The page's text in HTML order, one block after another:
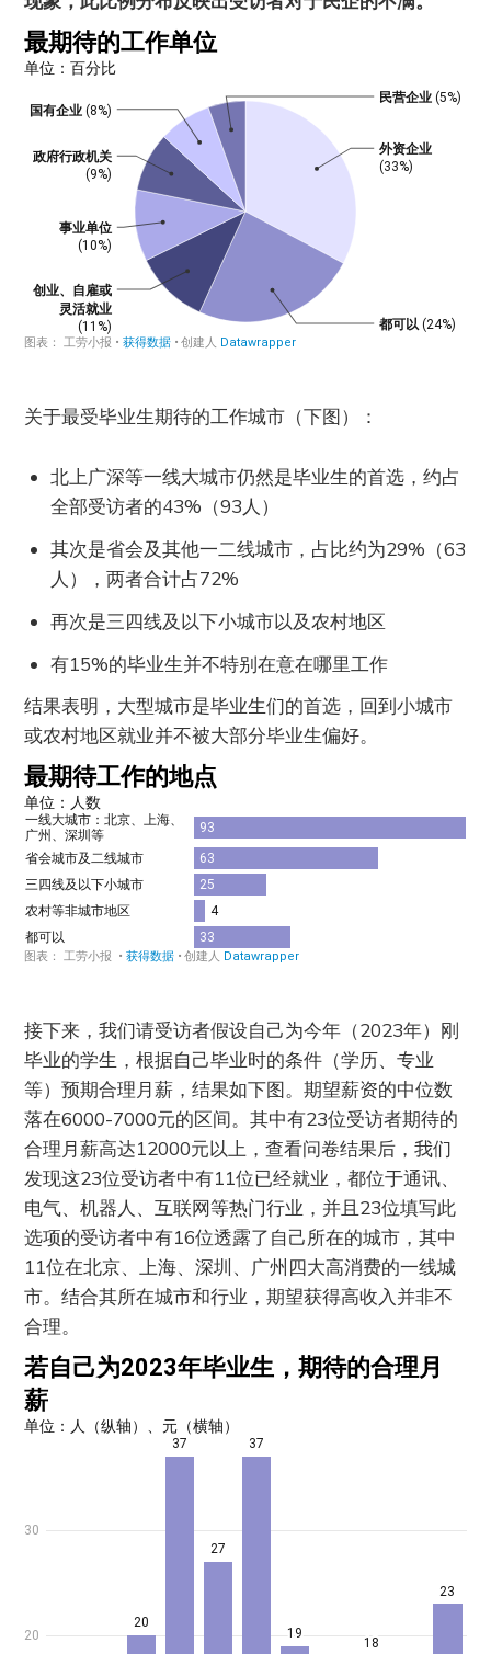
关于最受毕业生期待的工作城市（下图）：
北上广深等一线大城市仍然是毕业生的首选，约占
全部受访者的43%（93人）
其次是省会及其他一二线城市，占比约为29%（63
人），两者合计占72%
再次是三四线及以下小城市以及农村地区
有15%的毕业生并不特别在意在哪里工作
结果表明，大型城市是毕业生们的首选，回到小城市
或农村地区就业并不被大部分毕业生偏好。
接下来，我们请受访者假设自己为今年（2023年）刚
毕业的学生，根据自己毕业时的条件（学历、专业
等）预期合理月薪，结果如下图。期望薪资的中位数
落在6000-7000元的区间。其中有23位受访者期待的
合理月薪高达12000元以上，查看问卷结果后，我们
发现这23位受访者中有11位已经就业，都位于通讯、
电气、机器人、互联网等热门行业，并且23位填写此
选项的受访者中有16位透露了自己所在的城市，其中
11位在北京、上海、深圳、广州四大高消费的一线城
市。结合其所在城市和行业，期望获得高收入并非不
合理。